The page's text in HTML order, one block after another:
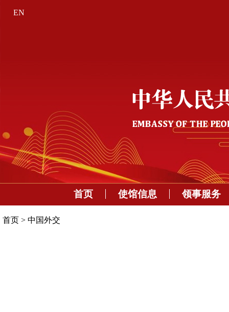
EN
首页 使馆信息 领事服务
首页 > 中国外交